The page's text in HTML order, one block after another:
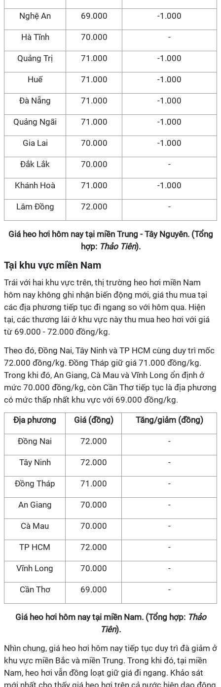
Nghệ An 69.000 -1.000
Hà Tĩnh 70.000 -
Quảng Trị 71.000 -1.000
Huế 71.000 -1.000
Đà Nẵng 71.000 -1.000
Quảng Ngãi 71.000 -1.000
Gia Lai 70.000 -1.000
Đắk Lắk 70.000 -
Khánh Hoà 71.000 -1.000
Lâm Đồng 72.000 -
Giá heo hơi hôm nay tại miền Trung - Tây Nguyên. (Tổng
hợp: Thảo Tiên).
Tại khu vực miền Nam
Trái với hai khu vực trên, thị trường heo hơi miền Nam
hôm nay không ghi nhận biến động mới, giá thu mua tại
các địa phương tiếp tục đi ngang so với hôm qua. Hiện
tại, các thương lái ở khu vực này thu mua heo hơi với giá
từ 69.000 - 72.000 đồng/kg.
Theo đó, Đồng Nai, Tây Ninh và TP HCM cùng duy trì mốc
72.000 đồng/kg. Đồng Tháp giữ giá 71.000 đồng/kg.
Trong khi đó, An Giang, Cà Mau và Vĩnh Long ổn định ở
mức 70.000 đồng/kg, còn Cần Thơ tiếp tục là địa phương
có mức thấp nhất khu vực với 69.000 đồng/kg.
Địa phương Giá (đồng) Tăng/giảm (đồng)
Đồng Nai 72.000 -
Tây Ninh 72.000 -
Đồng Tháp 71.000 -
An Giang 70.000 -
Cà Mau 70.000 -
TP HCM 72.000 -
Vĩnh Long 70.000 -
Cần Thơ 69.000 -
Giá heo hơi hôm nay tại miền Nam. (Tổng hợp:Thảo
Tiên).
Nhìn chung, giá heo hơi hôm nay tiếp tục duy trì đà giảm ở
khu vực miền Bắc và miền Trung. Trong khi đó, tại miền
Nam, heo hơi vẫn đồng loạt giữ giá đi ngang. Khảo sát
mới nhất cho thấy giá heo hơi trên cả nước hiện dao động